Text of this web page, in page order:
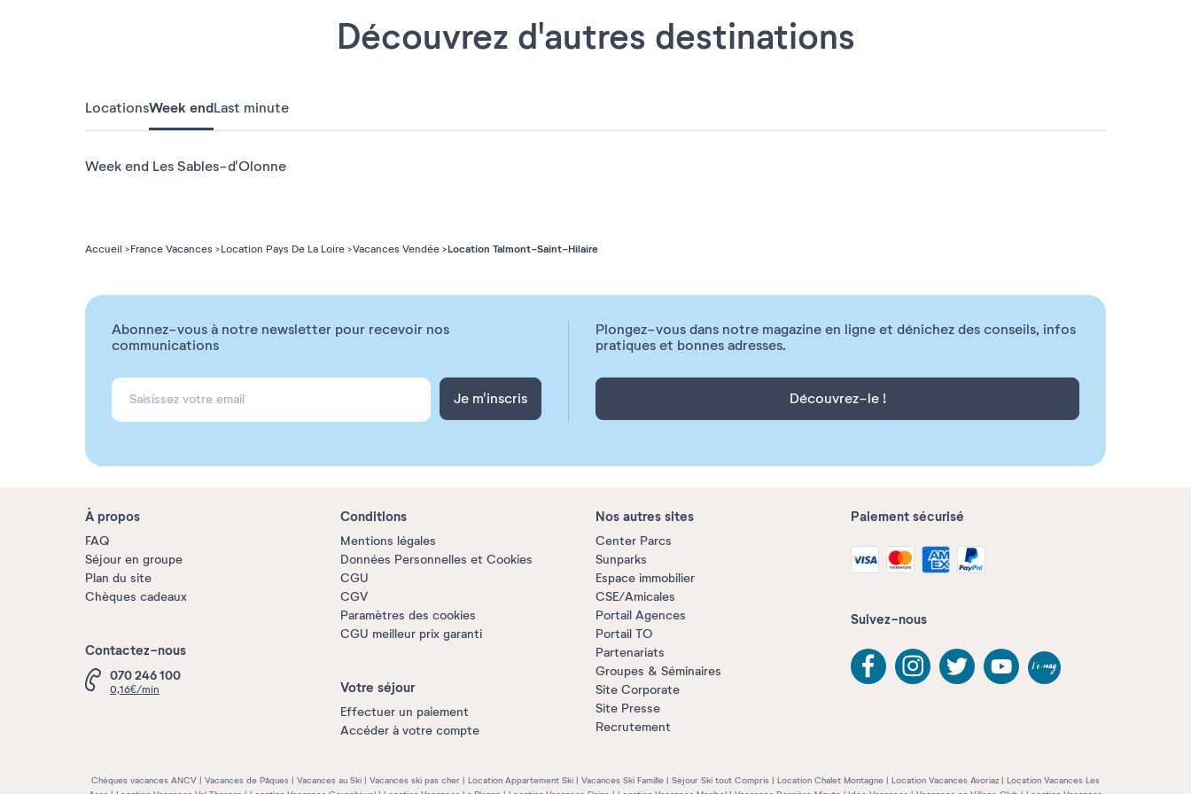
Découvrez d'autres destinations
LocationsWeek endLast minute
Week end Les Sables-d'Olonne
Accueil France Vacances Location Pays De La Loire Vacances Vendée Location Talmont-Saint-Hilaire
Abonnez-vous à notre newsletter pour recevoir nos
communications
Je m'inscris
Plongez-vous dans notre magazine en ligne et dénichez des conseils, infos
pratiques et bonnes adresses.
Découvrez-le !
À propos
FAQ
Séjour en groupe
Plan du site
Chèques cadeaux
Contactez-nous
070 246 100
0,16€/min
Conditions
Mentions légales
Données Personnelles et Cookies
CGU
CGV
Paramètres des cookies
CGU meilleur prix garanti
Votre séjour
Effectuer un paiement
Accéder à votre compte
Nos autres sites
Center Parcs
Sunparks
Espace immobilier
CSE/Amicales
Portail Agences
Portail TO
Partenariats
Groupes & Séminaires
Site Corporate
Site Presse
Recrutement
Paiement sécurisé
Suivez-nous
Chèques vacances ANCV Vacances de Pâques Vacances au Ski Vacances ski pas cher Location Appartement Ski Vacances Ski Famille Séjour Ski tout Compris Location Chalet Montagne Location Vacances Avoriaz
Location Vacances Les